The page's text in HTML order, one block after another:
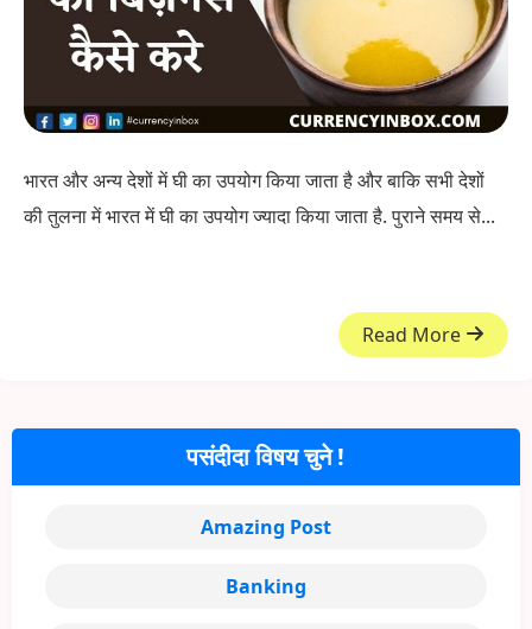
भारत और अन्य देशों में घी का उपयोग किया जाता है और बाकि सभी देशों
की तुलना में भारत में घी का उपयोग ज्यादा किया जाता है. पुराने समय से...
Read More
पसंदीदा विषय चुने !
Amazing Post
Banking